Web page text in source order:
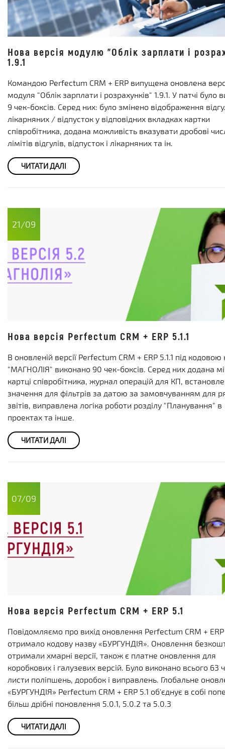
Нова версія модулю "Облік зарплати і
1.9.1
Командою Perfectum CRM + ERP випущена оновлена
модуля "Облік зарплати і розрахунків" 1.9.1. У патчі було
9 чек-боксів. Серед них: було змінено відображення
лікарняних / відпусток у відповідних вкладках картки
співробітника, додана можливість вказувати дробові
лімітів відгулів, відпусток і лікарняних та ін.
ЧИТАТИ ДАЛІ
21/09
Нова версія Perfectum CRM + ERP 5.1.1
В оновленій версії Perfectum CRM + ERP 5.1.1 під
"МАГНОЛІЯ" виконано 90 чек-боксів. Серед них додана
картці співробітника, журнал операцій для КП,
значення для фільтрів за датою за замовчуванням для
звітів, виправлена логіка роботи розділу "Планування" в
проектах та інше.
ЧИТАТИ ДАЛІ
07/09
Нова версія Perfectum CRM + ERP 5.1
Повідомляємо про вихід оновлення Perfectum CRM + ERP
отримало кодову назву «БУРГУНДІЯ». Оновлення
отримали хмарні версії, також є платне оновлення для
коробкових і галузевих версій. Було виконано всього 63
листи поліпшень, доробок і виправлень. Глобальне
«БУРГУНДІЯ» Perfectum CRM + ERP 5.1 об'єднує в собі
більш дрібні поновлення 5.0.1, 5.0.2 та 5.0.3
ЧИТАТИ ДАЛІ